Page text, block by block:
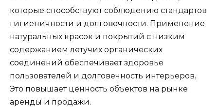
которые способствуют соблюдению стандартов
гигиеничности и долговечности. Применение
натуральных красок и покрытий с низким
содержанием летучих органических
соединений обеспечивает здоровье
пользователей и долговечность интерьеров.
Это повышает ценность объектов на рынке
аренды и продажи.